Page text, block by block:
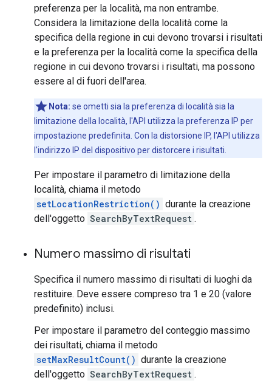
preferenza per la località, ma non entrambe.
Considera la limitazione della località come la
specifica della regione in cui devono trovarsi i risultati
e la preferenza per la località come la specifica della
regione in cui devono trovarsi i risultati, ma possono
essere al di fuori dell'area.
Nota: se ometti sia la preferenza di località sia la
limitazione della località, l'API utilizza la preferenza IP per
impostazione predefinita. Con la distorsione IP, l'API utilizza
l'indirizzo IP del dispositivo per distorcere i risultati.
Per impostare il parametro di limitazione della
località, chiama il metodo
setLocationRestriction() durante la creazione
dell'oggetto SearchByTextRequest .
Numero massimo di risultati
Specifica il numero massimo di risultati di luoghi da
restituire. Deve essere compreso tra 1 e 20 (valore
predefinito) inclusi.
Per impostare il parametro del conteggio massimo
dei risultati, chiama il metodo
setMaxResultCount() durante la creazione
dell'oggetto SearchByTextRequest .